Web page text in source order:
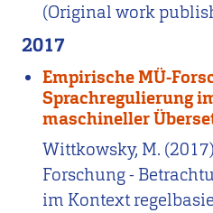
(Original work
2017
Empirische MÜ-
Sprachregulierung
maschineller
Wittkowsky, M.
Forschung -
im Kontext